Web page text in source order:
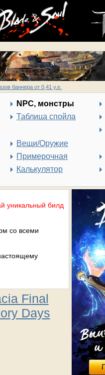
баннера от 0,41 у.е.
NPC, монстры
Таблица спойла
Вещи/Оружие
Примерочная
Калькулятор
уникальный билд
со всеми
Final
Days